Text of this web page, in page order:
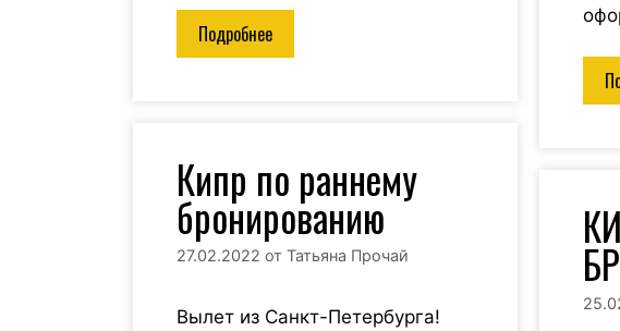
Подробнее
Кипр по раннему
бронированию
27.02.2022 от Татьяна Прочай
Вылет из Санкт-Петербурга!